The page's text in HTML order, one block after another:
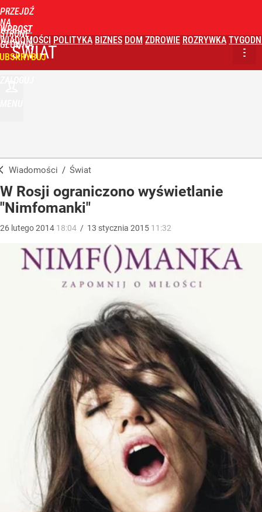
PRZEJDŹ
NA
STRONĘ
GŁÓWNĄ
WPROST
WIADOMOŚCI POLITYKA BIZNES DOM ZDROWIE ROZRYWKA
ŚWIAT
Wiadomości / Świat
W Rosji ograniczono wyświetlanie
"Nimfomanki"
26 lutego2014 18:04 / 13 stycznia 2015 11:32